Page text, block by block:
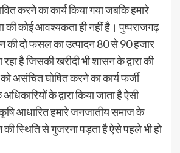
करने का कार्य किया गया जबकि हमारे
की कोई आवश्यकता ही नहीं है। पुष्पराजगढ़
की दो फसल का उत्पादन 80 से 90 हजार
रहा है जिसकी खरीदी भी शासन के द्वारा की
को असंचित घोषित करने का कार्य फर्जी
के द्वारा किया जाता है ऐसी
आधारित हमारे जनजातीय समाज के
की स्थिति से गुजरना पड़ता है ऐसे पहले भी हो